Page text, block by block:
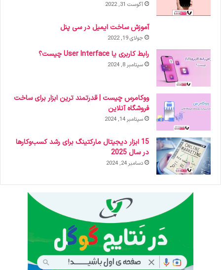
آگوست 31, 2022
آموزش ساخت ایمیل در سی پنل
جولای 19, 2022
رابط کاربری یا User Interface چیست؟
سپتامبر 8, 2024
ووکامرس چیست | قدرتمند ترین ابزار برای ساخت
فروشگاه آنلاین
سپتامبر 14, 2024
15 ابزار دیجیتال مارکتینگ برای رشد کسب‌وکارها
در سال 2025
دسامبر 24, 2024